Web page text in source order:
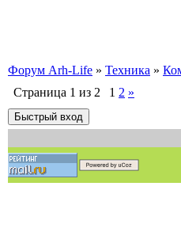
Форум Arh-Life » Техника »
Страница 1 из 2 1 2 »